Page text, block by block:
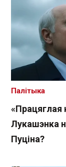
«Працяглая
Лукашэнка
Пуціна?
Палітыка